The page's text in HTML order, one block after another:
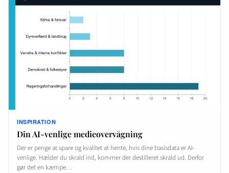
INSPIRATION
Din AI-venlige medieovervågning
Der er penge at spare og kvalitet at hente, hvis dine basisdata er AI-
venlige. Hælder du skrald ind, kommer der destilleret skrald ud. Derfor
gør det en kæmpe…